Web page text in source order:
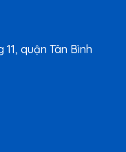
quận Tân Bình